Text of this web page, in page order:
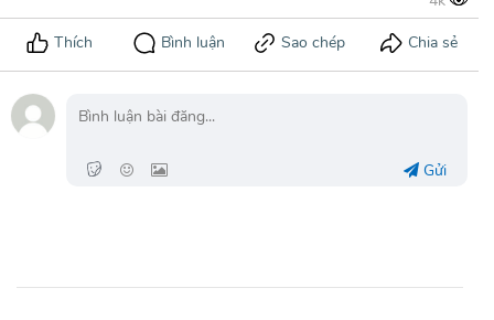
Gửi